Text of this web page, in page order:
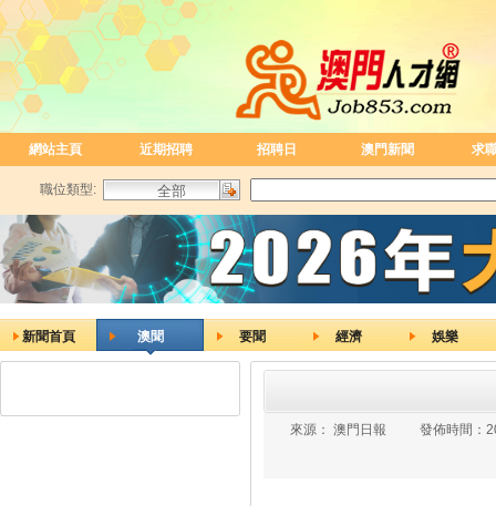
網站主頁 近期招聘 招聘日 澳門新聞 求
職位類型:
新聞首頁 澳聞 要聞 經濟 娛樂
來源： 澳門日報 發佈時間：